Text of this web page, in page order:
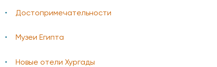
Достопримечательности
Музеи Египта
Новые отели Хургады